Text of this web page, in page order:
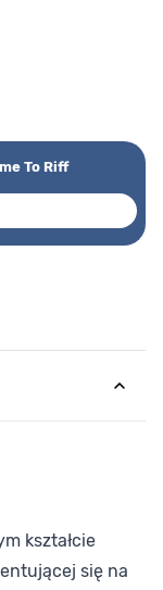
To Riff
kształcie
się na